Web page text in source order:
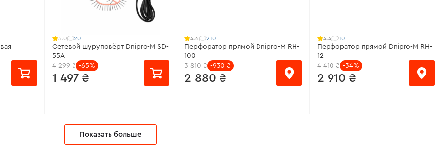
5.0 20
Сетевой шуруповёрт Dnipro-M SD-
55A
4 299 ₴ -65%
1 497 ₴
от 100 ₴/месяц
Источник питания:Сеть
4.6 210
Перфоратор прямой Dnipro-M RH-
100
3 810 ₴ -930 ₴
2 880 ₴
4.4 10
Перфоратор прямой Dnipro-M RH-
12
4 410 ₴ -34%
2 910 ₴
Показать больше